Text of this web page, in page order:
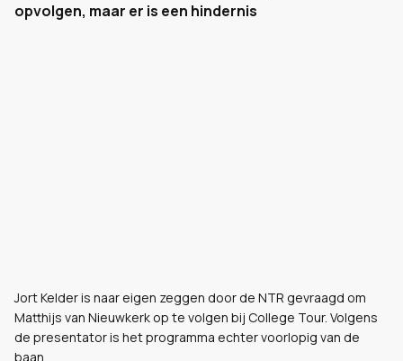
opvolgen, maar er is een hindernis
Jort Kelder is naar eigen zeggen door de NTR gevraagd om
Matthijs van Nieuwkerk op te volgen bij College Tour. Volgens
de presentator is het programma echter voorlopig van de
baan.